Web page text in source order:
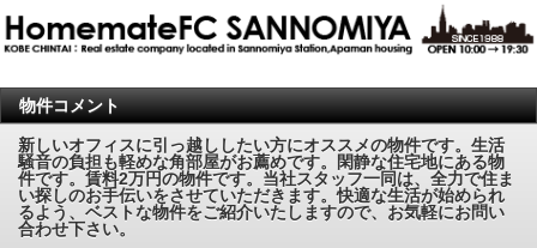
物件コメント
新しいオフィスに引っ越ししたい方にオススメの物件です。生活
騒音の負担も軽めな角部屋がお薦めです。閑静な住宅地にある物
件です。賃料2万円の物件です。当社スタッフ一同は、全力で住ま
い探しのお手伝いをさせていただきます。快適な生活が始められ
るよう、ベストな物件をご紹介いたしますので、お気軽にお問い
合わせ下さい。